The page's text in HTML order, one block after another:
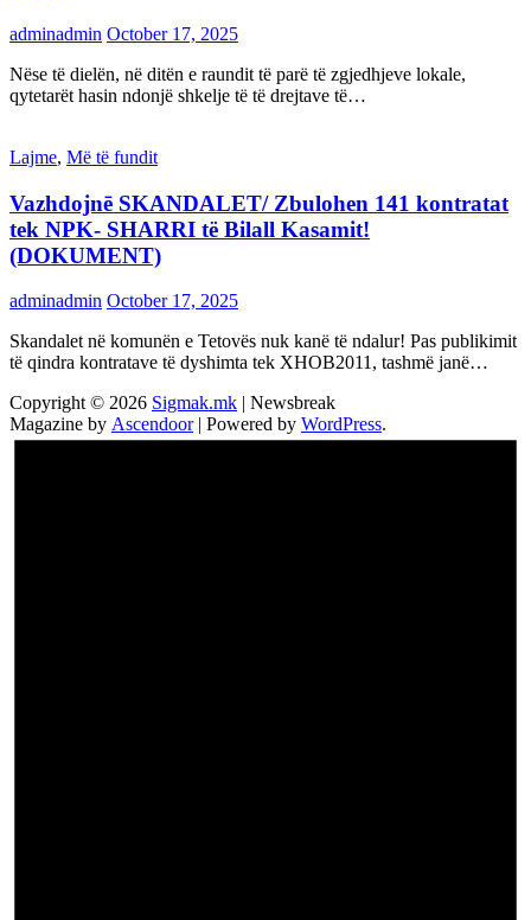
adminadmin October 17, 2025
Nëse të dielën, në ditën e raundit të parë të zgjedhjeve lokale,
qytetarët hasin ndonjë shkelje të të drejtave të…
Lajme, Më të fundit
Vazhdojnē SKANDALET/ Zbulohen 141 kontratat
tek NPK- SHARRI të Bilall Kasamit!
(DOKUMENT)
adminadmin October 17, 2025
Skandalet në komunën e Tetovës nuk kanë të ndalur! Pas publikimit
të qindra kontratave të dyshimta tek XHOB2011, tashmë janë…
Copyright © 2026 Sigmak.mk | Newsbreak
Magazine by Ascendoor| Powered by WordPress.